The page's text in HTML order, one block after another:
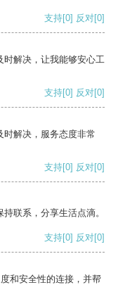
支持[0] 反对[0]
时解决，让我能够安心工
支持[0] 反对[0]
时解决，服务态度非常
支持[0] 反对[0]
联系，分享生活点滴。
支持[0] 反对[0]
和安全性的连接，并帮